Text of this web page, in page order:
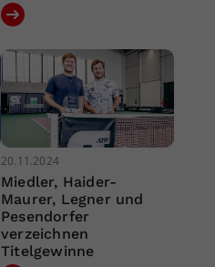
20.11.2024
Miedler, Haider-
Maurer, Legner und
Pesendorfer
verzeichnen
Titelgewinne